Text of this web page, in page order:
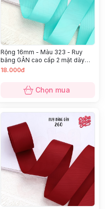
Rộng 16mm - Màu 323 - Ruy
băng GÂN cao cấp 2 mặt dày
dặn
18.000đ
Chọn mua